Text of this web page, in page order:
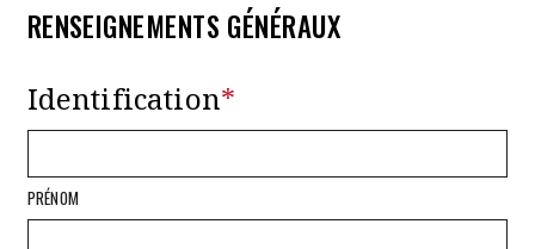
RENSEIGNEMENTS GÉNÉRAUX
Identification*
PRÉNOM